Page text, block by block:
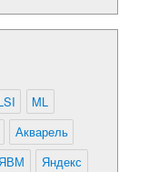
ML
Акварель
Яндекс